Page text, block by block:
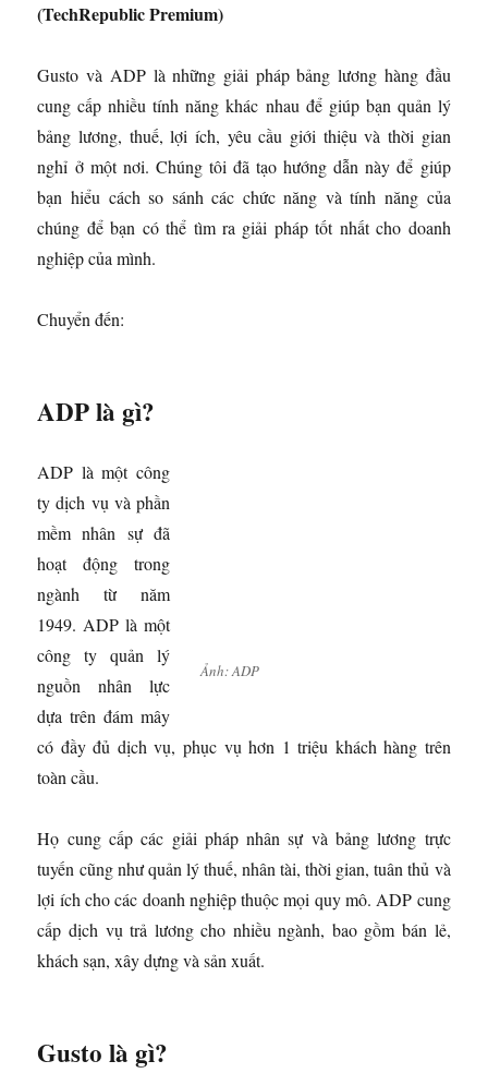
(TechRepublic Premium)
Gusto và ADP là những giải pháp bảng lương hàng đầu
cung cấp nhiều tính năng khác nhau để giúp bạn quản lý
bảng lương, thuế, lợi ích, yêu cầu giới thiệu và thời gian
nghỉ ở một nơi. Chúng tôi đã tạo hướng dẫn này để giúp
bạn hiểu cách so sánh các chức năng và tính năng của
chúng để bạn có thể tìm ra giải pháp tốt nhất cho doanh
nghiệp của mình.
Chuyển đến:
ADP là gì?
Ảnh: ADP
ADP là một công
ty dịch vụ và phần
mềm nhân sự đã
hoạt động trong
ngành từ năm
1949. ADP là một
công ty quản lý
nguồn nhân lực
dựa trên đám mây
có đầy đủ dịch vụ, phục vụ hơn 1 triệu khách hàng trên
toàn cầu.
Họ cung cấp các giải pháp nhân sự và bảng lương trực
tuyến cũng như quản lý thuế, nhân tài, thời gian, tuân thủ và
lợi ích cho các doanh nghiệp thuộc mọi quy mô. ADP cung
cấp dịch vụ trả lương cho nhiều ngành, bao gồm bán lẻ,
khách sạn, xây dựng và sản xuất.
Gusto là gì?